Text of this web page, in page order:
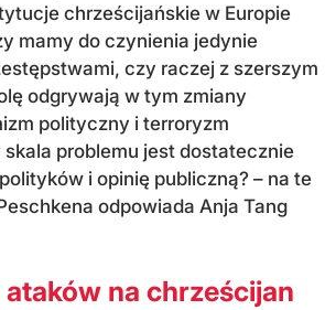
chrześcijańskie w Europie
mamy do czynienia jedynie
czy raczej z szerszym
odgrywają w tym zmiany
polityczny i terroryzm
problemu jest dostatecznie
i opinię publiczną? – na te
odpowiada Anja Tang
ataków na chrześcijan